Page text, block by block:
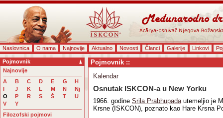
Naslovnica O nama Najnovije Aktualno Novosti Članci Galerije Linkovi
Pojmovnik
Najnovije
A
B C D E G
H
I
J K L M N
Nj
O
P R S Š T
U
V
Y
Filozofski pojmovi
Pojmovnik ::
Kalendar
Osnutak ISKCON-a u New Yorku
1966. godine Srila Prabhupadautemeljio je
Krsne (ISKCON), poznato kao Hare Krsna